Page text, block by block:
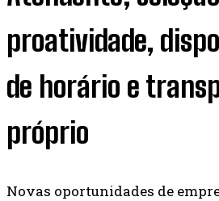
proatividade,
de horário e
próprio
Novas oportunidades de